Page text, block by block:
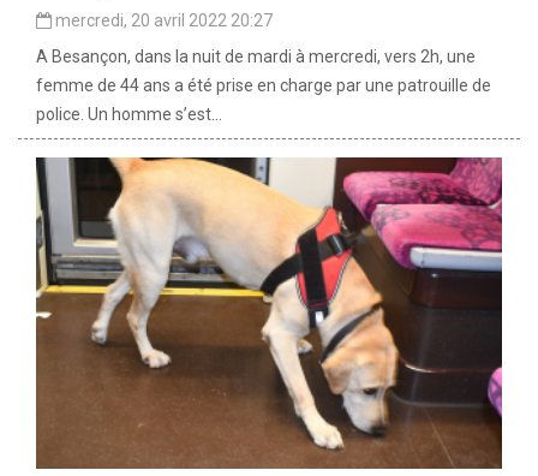
mercredi, 20 avril 2022 20:27
A Besançon, dans la nuit de mardi à mercredi, vers 2h, une
femme de 44 ans a été prise en charge par une patrouille de
police. Un homme s’est...